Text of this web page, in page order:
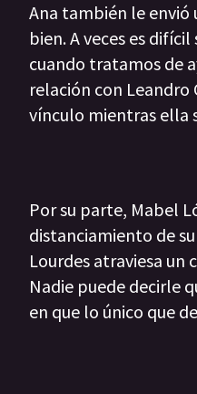
Ana también le envió
bien. A veces es
cuando tratamos de
relación con
vínculo mientras ella
Por su parte, Mabel
distanciamiento de
Lourdes atraviesa
Nadie puede decirle
en que lo único que